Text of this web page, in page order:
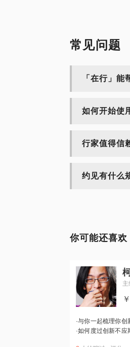
常见问题
「在行」能
如何开始使
行家值得信
约见有什么
你可能还喜欢
·与你一起梳理你创
·如何度过创新不应